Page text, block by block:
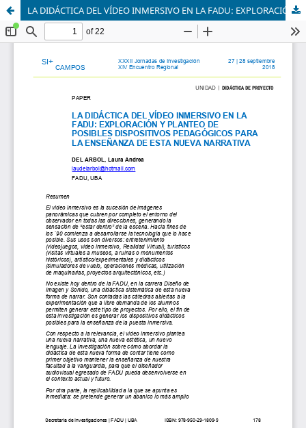
LA DIDÁCTICA DEL VÍDEO INMERSIVO EN LA FADU: EXPLORACIÓN Y PLANTEO DE POSIBLES DISPOSITIVOS PEDAGÓGICOS PARA LA ENSEÑANZA DE ESTA NUEVA NARRATIVA